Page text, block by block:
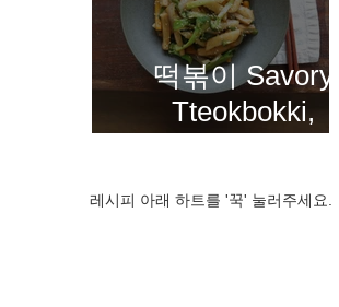
떡볶이 Savory
Tteokbokki,
sauce
레시피 아래 하트를 '꾹' 눌러주세요.